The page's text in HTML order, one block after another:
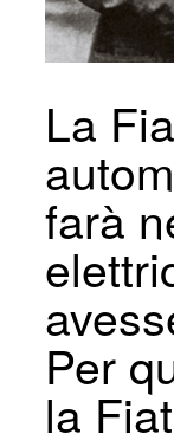
La
farà
Per
la